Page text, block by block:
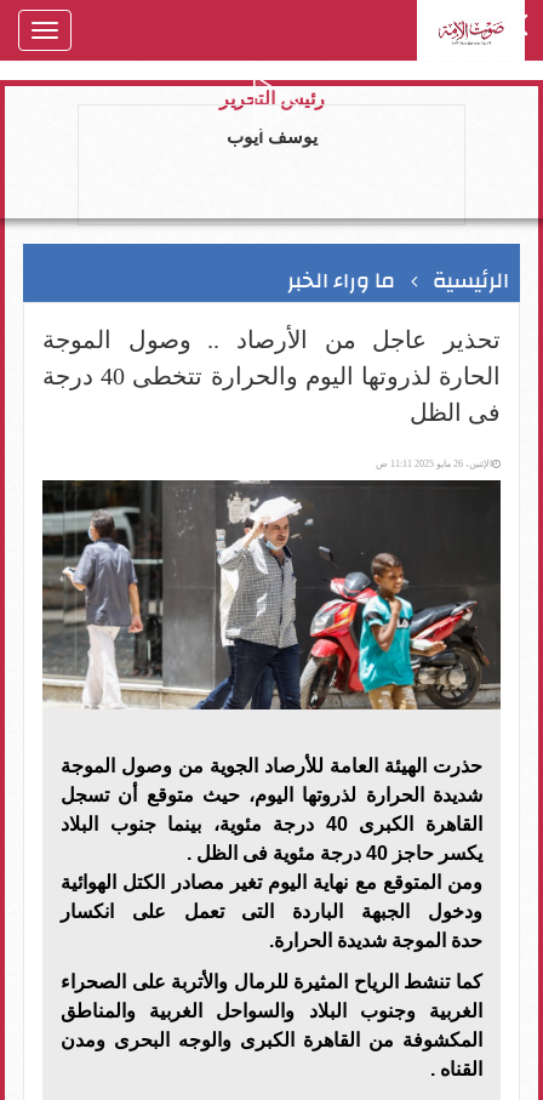
رئيس التحرير
يوسف ايوب
الرئيسية ما وراء الخبر
تحذير عاجل من الأرصاد .. وصول الموجة
الحارة لذروتها اليوم والحرارة تتخطى 40 درجة
فى الظل
الإثنين، 26 مايو 2025 11:11 ص
حذرت الهيئة العامة للأرصاد الجوية من وصول الموجة
شديدة الحرارة لذروتها اليوم، حيث متوقع أن تسجل
القاهرة الكبرى 40 درجة مئوية، بينما جنوب البلاد
يكسر حاجز 40 درجة مئوية فى الظل .
ومن المتوقع مع نهاية اليوم تغير مصادر الكتل الهوائية
ودخول الجبهة الباردة التى تعمل على انكسار
حدة الموجة شديدة الحرارة.
كما تنشط الرياح المثيرة للرمال والأتربة على الصحراء
الغربية وجنوب البلاد والسواحل الغربية والمناطق
المكشوفة من القاهرة الكبرى والوجه البحرى ومدن
القناه .